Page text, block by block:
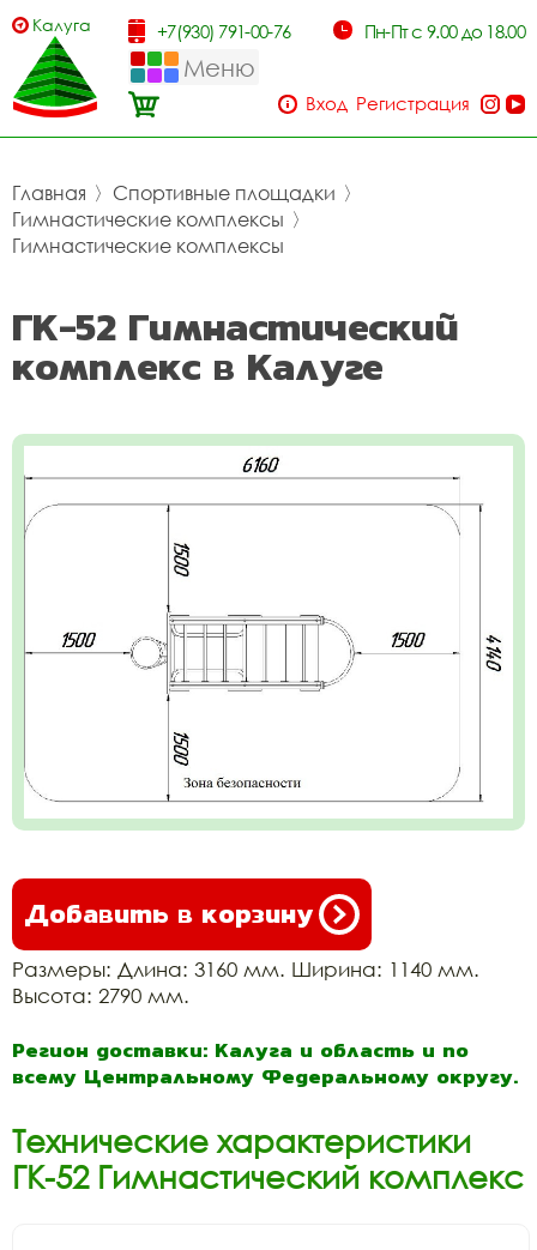
Калуга +7(930) 791-00-76 Пн-Пт с 9.00 до 18.00
Меню
Вход Регистрация
Главная 〉 Спортивные площадки 〉
Гимнастические комплексы 〉
Гимнастические комплексы
ГК-52 Гимнастический
комплекс в Калуге
Добавить в корзину
Размеры: Длина: 3160 мм. Ширина: 1140 мм.
Высота: 2790 мм.
Регион доставки: Калуга и область и по
всему Центральному Федеральному округу.
Технические характеристики
ГК-52 Гимнастический комплекс